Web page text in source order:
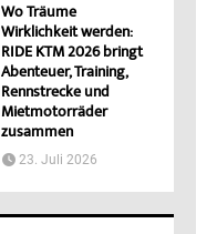
Wo Träume
Wirklichkeit werden:
RIDE KTM 2026 bringt
Abenteuer, Training,
Rennstrecke und
Mietmotorräder
zusammen
23. Juli 2026